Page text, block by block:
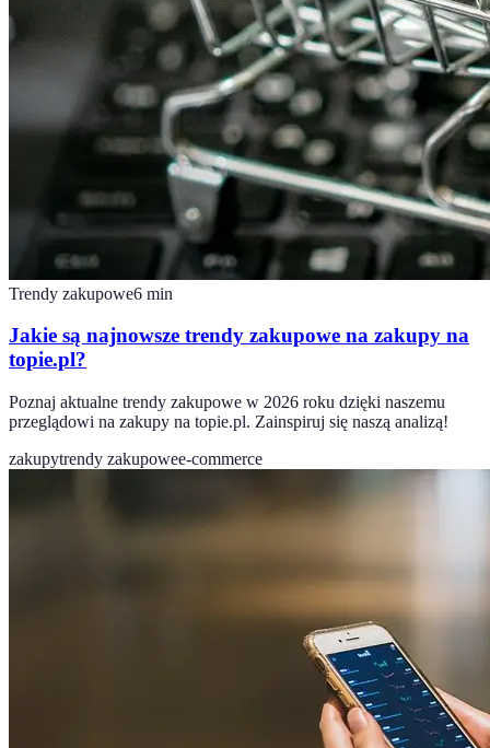
Trendy zakupowe6 min
Jakie są najnowsze trendy zakupowe na zakupy na
topie.pl?
Poznaj aktualne trendy zakupowe w 2026 roku dzięki naszemu
przeglądowi na zakupy na topie.pl. Zainspiruj się naszą analizą!
zakupytrendy zakupowee-commerce